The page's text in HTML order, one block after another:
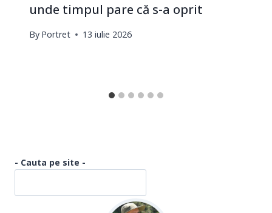
unde timpul pare că s-a oprit
By Portret 13 iulie 2026
- Cauta pe site -